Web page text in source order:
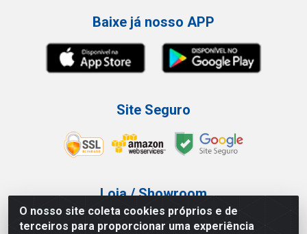
O nosso site coleta cookies próprios e de
terceiros para proporcionar uma experiência
Baixe já nosso APP
Site Seguro
Loja / Showroom
Tel.: (11) 3227-0546